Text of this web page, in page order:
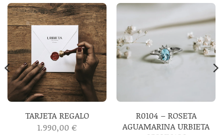
TARJETA REGALO
1.990,00 €
R0104 – ROSETA
AGUAMARINA URBIETA